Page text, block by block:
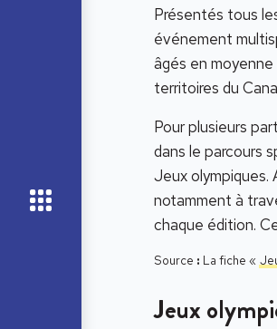
Présentés tous
événement
âgés en
territoires du
Pour plusieurs
dans le parcours
Jeux olympiques.
notamment à
chaque édition.
Source : La fiche «
Jeux